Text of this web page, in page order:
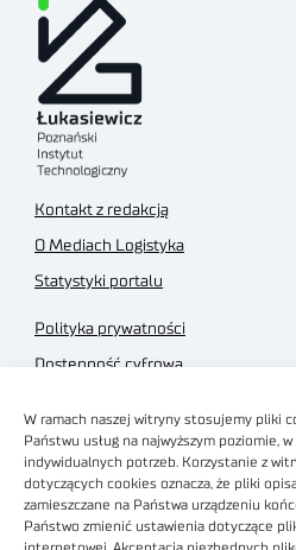
W ramach naszej witryny stosujemy pliki
Państwu usług na najwyższym poziomie,
indywidualnych potrzeb. Korzystanie z
dotyczących cookies oznacza, że pliki
zamieszczane na Państwa urządzeniu
Państwo zmienić ustawienia dotyczące
Kontakt z redakcją
O Mediach Logistyka
Statystyki portalu
Polityka prywatności
Dostępność cyfrowa
Regulamin sklepu